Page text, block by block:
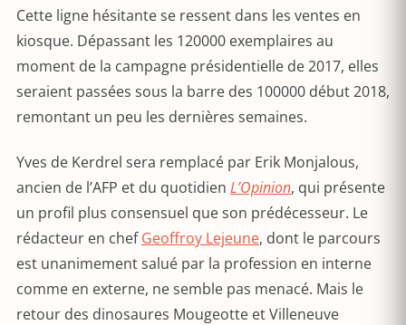
Cette ligne hésitante se ressent dans les ventes en
kiosque. Dépassant les 120000 exemplaires au
moment de la campagne présidentielle de 2017, elles
seraient passées sous la barre des 100000 début 2018,
remontant un peu les dernières semaines.
Yves de Kerdrel sera remplacé par Erik Monjalous,
ancien de l’AFP et du quotidien L’Opinion, qui présente
un profil plus consensuel que son prédécesseur. Le
rédacteur en chefGeoffroy Lejeune, dont le parcours
est unanimement salué par la profession en interne
comme en externe, ne semble pas menacé. Mais le
retour des dinosaures Mougeotte et Villeneuve